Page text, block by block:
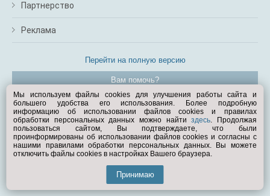
Партнерство
Реклама
Перейти на полную версию
Вам помочь?
© Exist.ru 1998—2026
Мы используем файлы cookies для улучшения работы сайта и
большего удобства его использования. Более подробную
информацию об использовании файлов cookies и правилах
обработки персональных данных можно найтиздесь. Продолжая
пользоваться сайтом, Вы подтверждаете, что были
проинформированы об использовании файлов cookies и согласны с
нашими правилами обработки персональных данных. Вы можете
отключить файлы cookies в настройках Вашего браузера.
Принимаю